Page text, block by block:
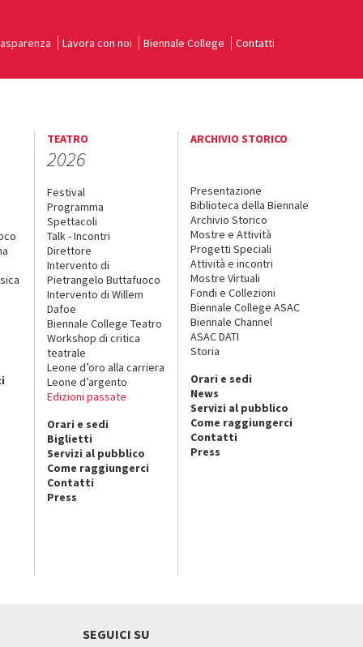
Lavora con noi Biennale College Contatti
TEATRO
2026
Festival
Programma
Spettacoli
Talk - Incontri
Direttore
Intervento di
Pietrangelo Buttafuoco
Intervento di Willem
Dafoe
Biennale College Teatro
Workshop di critica
teatrale
Leone d’oro alla carriera
Leone d’argento
Edizioni passate
Orari e sedi
Biglietti
Servizi al pubblico
Come raggiungerci
Contatti
Press
ARCHIVIO STORICO
Presentazione
Biblioteca della Biennale
Archivio Storico
Mostre e Attività
Progetti Speciali
Attività e incontri
Mostre Virtuali
Fondi e Collezioni
Biennale College ASAC
Biennale Channel
ASAC DATI
Storia
Orari e sedi
News
Servizi al pubblico
Come raggiungerci
Contatti
Press
SEGUICI SU